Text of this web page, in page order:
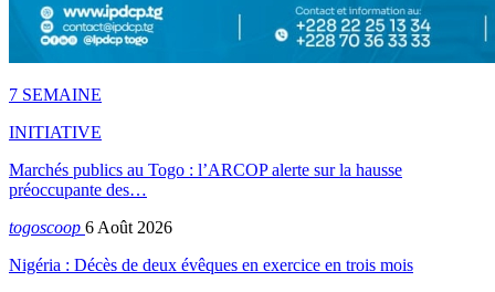
7 SEMAINE
INITIATIVE
Marchés publics au Togo : l’ARCOP alerte sur la hausse
préoccupante des…
togoscoop 6 Août 2026
Nigéria : Décès de deux évêques en exercice en trois mois